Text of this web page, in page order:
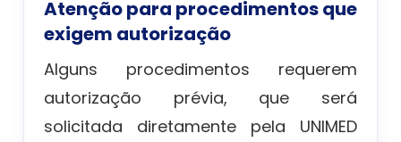
Atenção para procedimentos que
exigem autorização
Alguns procedimentos requerem
autorização prévia, que será
solicitada diretamente pela UNIMED